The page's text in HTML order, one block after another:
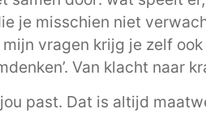
je misschien niet
vragen krijg je zelf
Van klacht naar
past. Dat is altijd